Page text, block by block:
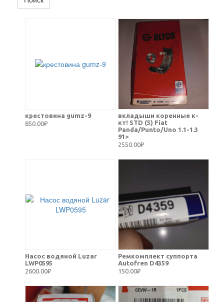
крестовина gumz-9
850.00₽
вкладыши коренные к-
кт! STD (5) Fiat
Panda/Punto/Uno 1.1-1.3
91>
2550.00₽
Насос водяной Luzar
LWP0595
2600.00₽
Ремкомплект суппорта
Autofren D4359
150.00₽